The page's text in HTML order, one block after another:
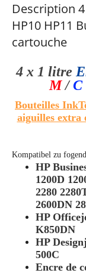
Description
HP10 HP11
cartouche
4 x 1 litre
M/C
Bouteilles
aiguilles extra
Kompatibel zu
HP
1200D
2280
2600DN
HP
K850DN
HP
500C
Encre de